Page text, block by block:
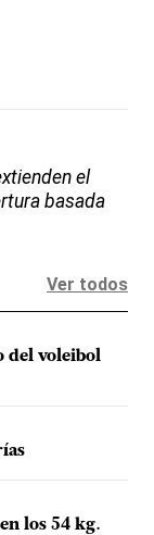
el
basada
Ver todos
del voleibol
los 54 kg.